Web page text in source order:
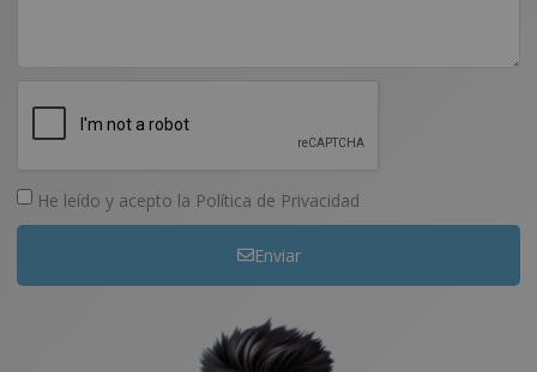
He leído y acepto la Política de Privacidad
Enviar